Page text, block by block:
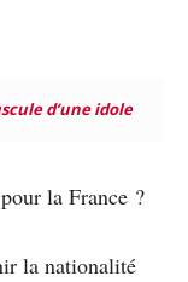
d’une idole
la France ?
la nationalité